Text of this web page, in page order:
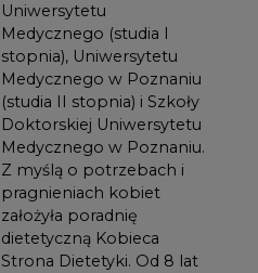
Uniwersytetu
Medycznego (studia I
stopnia), Uniwersytetu
Medycznego w Poznaniu
(studia II stopnia) i Szkoły
Doktorskiej Uniwersytetu
Medycznego w Poznaniu.
Z myślą o potrzebach i
pragnieniach kobiet
założyła poradnię
dietetyczną Kobieca
Strona Dietetyki. Od 8 lat